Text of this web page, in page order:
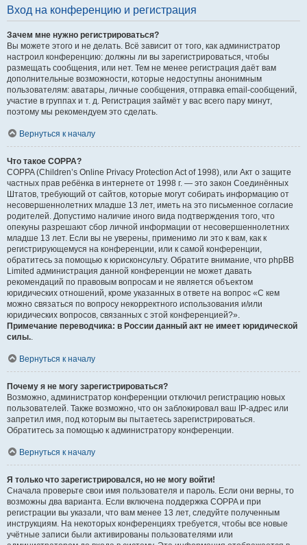
Вход на конференцию и регистрация
Зачем мне нужно регистрироваться?
Вы можете этого и не делать. Всё зависит от того, как администратор
настроил конференцию: должны ли вы зарегистрироваться, чтобы
размещать сообщения, или нет. Тем не менее регистрация даёт вам
дополнительные возможности, которые недоступны анонимным
пользователям: аватары, личные сообщения, отправка email-сообщений,
участие в группах и т. д. Регистрация займёт у вас всего пару минут,
поэтому мы рекомендуем это сделать.
Вернуться к началу
Что такое COPPA?
COPPA (Children’s Online Privacy Protection Act of 1998), или Акт о защите
частных прав ребёнка в интернете от 1998 г. — это закон Соединённых
Штатов, требующий от сайтов, которые могут собирать информацию от
несовершеннолетних младше 13 лет, иметь на это письменное согласие
родителей. Допустимо наличие иного вида подтверждения того, что
опекуны разрешают сбор личной информации от несовершеннолетних
младше 13 лет. Если вы не уверены, применимо ли это к вам, как к
регистрирующемуся на конференции, или к самой конференции,
обратитесь за помощью к юрисконсульту. Обратите внимание, что phpBB
Limited администрация данной конференции не может давать
рекомендаций по правовым вопросам и не является объектом
юридических отношений, кроме указанных в ответе на вопрос «С кем
можно связаться по вопросу некорректного использования и/или
юридических вопросов, связанных с этой конференцией?».
Примечание переводчика: в России данный акт не имеет юридической
силы..
Вернуться к началу
Почему я не могу зарегистрироваться?
Возможно, администратор конференции отключил регистрацию новых
пользователей. Также возможно, что он заблокировал ваш IP-адрес или
запретил имя, под которым вы пытаетесь зарегистрироваться.
Обратитесь за помощью к администратору конференции.
Вернуться к началу
Я только что зарегистрировался, но не могу войти!
Сначала проверьте свои имя пользователя и пароль. Если они верны, то
возможны два варианта. Если включена поддержка COPPA и при
регистрации вы указали, что вам менее 13 лет, следуйте полученным
инструкциям. На некоторых конференциях требуется, чтобы все новые
учётные записи были активированы пользователями или